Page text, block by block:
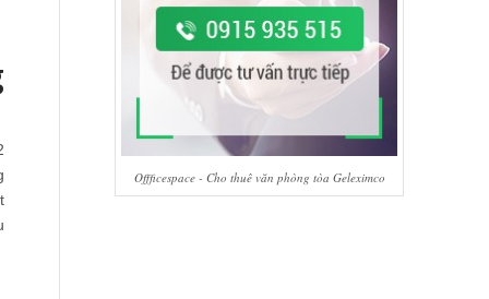
Offficespace - Cho thuê văn phòng tòa Geleximco